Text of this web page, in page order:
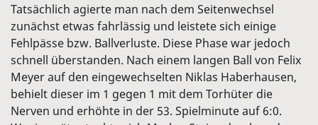
Tatsächlich agierte man nach dem Seitenwechsel
zunächst etwas fahrlässig und leistete sich einige
Fehlpässe bzw. Ballverluste. Diese Phase war jedoch
schnell überstanden. Nach einem langen Ball von Felix
Meyer auf den eingewechselten Niklas Haberhausen,
behielt dieser im 1 gegen 1 mit dem Torhüter die
Nerven und erhöhte in der 53. Spielminute auf 6:0.